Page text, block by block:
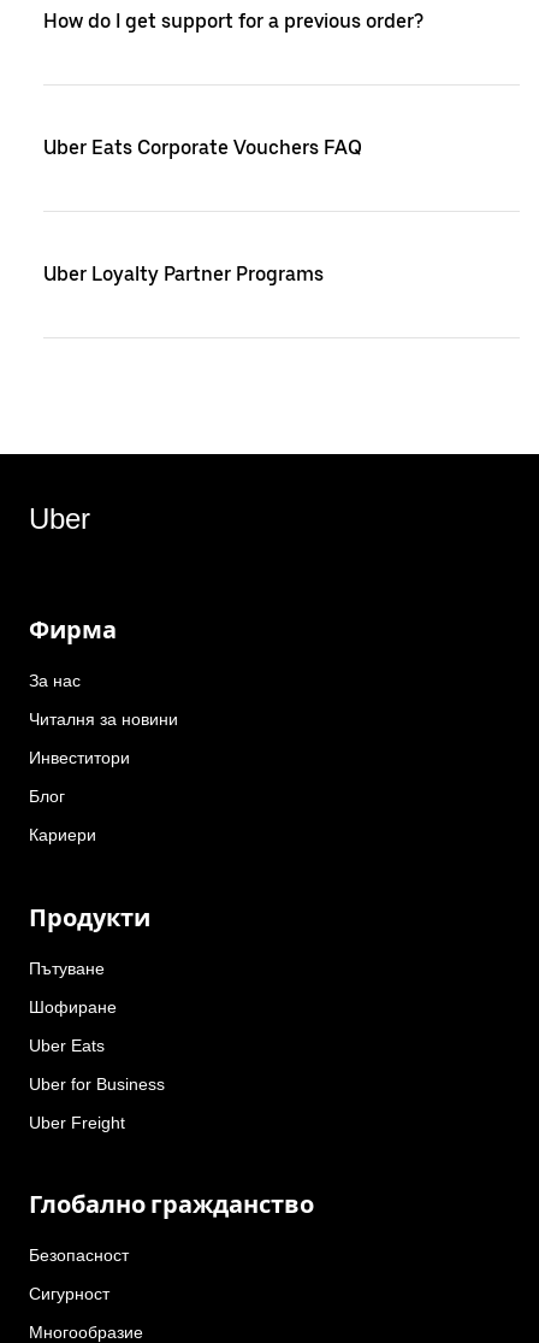
How do I get support for a previous order?
Uber Eats Corporate Vouchers FAQ
Uber Loyalty Partner Programs
Uber
Фирма
За нас
Читалня за новини
Инвеститори
Блог
Кариери
Продукти
Пътуване
Шофиране
Uber Eats
Uber for Business
Uber Freight
Глобално гражданство
Безопасност
Сигурност
Многообразие